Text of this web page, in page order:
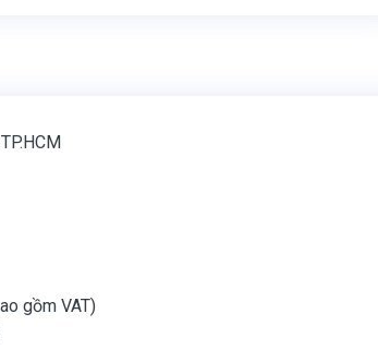
gồm VAT)